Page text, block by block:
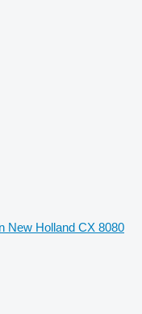
New Holland CX 8080